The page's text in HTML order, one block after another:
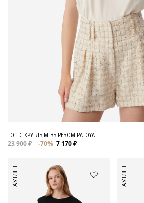
ТОП С КРУГЛЫМ ВЫРЕЗОМ PATOYA
23 900 ₽ -70% 7 170 ₽
АУТЛЕТ АУТЛЕТ